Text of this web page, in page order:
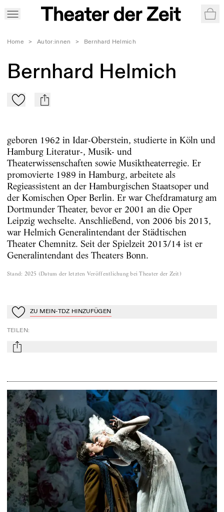
Home > Autor:innen > Bernhard Helmich
Bernhard Helmich
Zu Mein-TdZ hinzufügen
mail
geboren 1962 in Idar-Oberstein, studierte in Köln und
Hamburg Literatur-, Musik- und
Theaterwissenschaften sowie Musiktheaterregie. Er
promovierte 1989 in Hamburg, arbeitete als
Regieassistent an der Hamburgischen Staatsoper und
der Komischen Oper Berlin. Er war Chefdramaturg am
Dortmunder Theater, bevor er 2001 an die Oper
Leipzig wechselte. Anschließend, von 2006 bis 2013,
war Helmich Generalintendant der Städtischen
Theater Chemnitz. Seit der Spielzeit 2013/14 ist er
Generalintendant des Theaters Bonn.
Stand: 2025 (Datum der letzten Veröffentlichung bei Theater der Zeit )
Zu Mein-TdZ hinzufügen
ZU MEIN-TDZ HINZUFÜGEN
TEILEN:
mail